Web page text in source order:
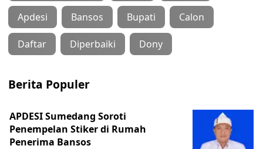
Apdesi Bansos Bupati Calon
Daftar Diperbaiki Dony
Berita Populer
APDESI Sumedang Soroti
Penempelan Stiker di Rumah
Penerima Bansos